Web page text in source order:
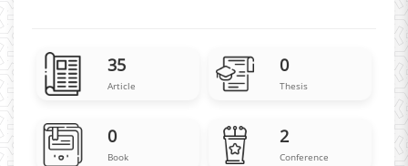
0
Thesis
35
Article
2
Conference
0
Book